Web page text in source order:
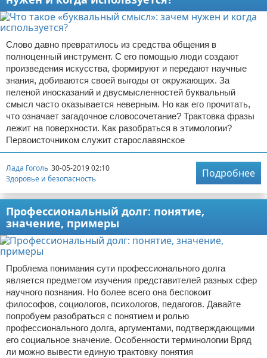
Слово давно превратилось из средства общения в
полноценный инструмент. С его помощью люди создают
произведения искусства, формируют и передают научные
знания, добиваются своей выгоды от окружающих. За
пеленой иносказаний и двусмысленностей буквальный
смысл часто оказывается неверным. Но как его прочитать,
что означает загадочное словосочетание? Трактовка фразы
лежит на поверхности. Как разобраться в этимологии?
Первоисточником служит старославянское
Лада Гоголь 30-05-2019 02:10
Здоровье и безопасность
Подробнее
Профессиональный долг: понятие,
значение, примеры
Проблема понимания сути профессионального долга
является предметом изучения представителей разных сфер
научного познания. Но более всего она беспокоит
философов, социологов, психологов, педагогов. Давайте
попробуем разобраться с понятием и ролью
профессионального долга, аргументами, подтверждающими
его социальное значение. Особенности терминологии Вряд
ли можно вывести единую трактовку понятия